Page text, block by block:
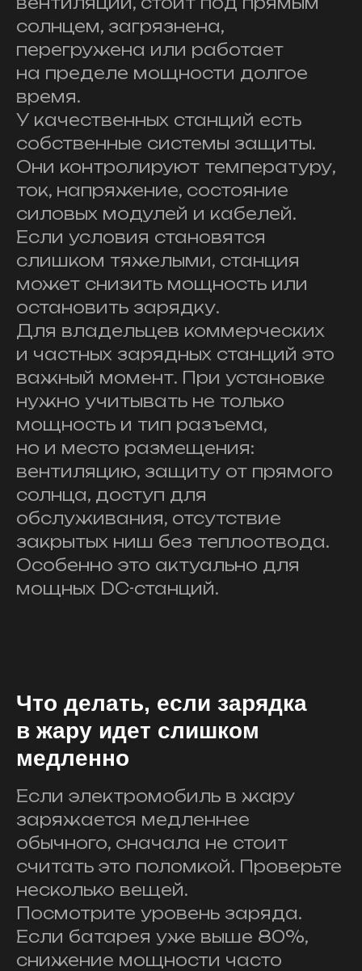
солнцем, загрязнена,
перегружена или работает
на пределе мощности долгое
время.
У качественных станций есть
собственные системы защиты.
Они контролируют температуру,
ток, напряжение, состояние
силовых модулей и кабелей.
Если условия становятся
слишком тяжелыми, станция
может снизить мощность или
остановить зарядку.
Для владельцев коммерческих
и частных зарядных станций это
важный момент. При установке
нужно учитывать не только
мощность и тип разъема,
но и место размещения:
вентиляцию, защиту от прямого
солнца, доступ для
обслуживания, отсутствие
закрытых ниш без теплоотвода.
Особенно это актуально для
мощных DC-станций.
Что делать, если зарядка
в жару идет слишком
медленно
Если электромобиль в жару
заряжается медленнее
обычного, сначала не стоит
считать это поломкой. Проверьте
несколько вещей.
Посмотрите уровень заряда.
Если батарея уже выше 80%,
снижение мощности часто